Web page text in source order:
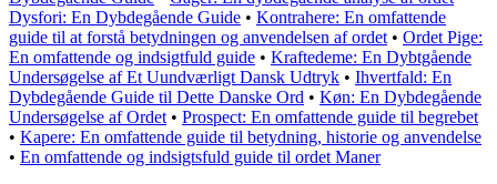
Dysfori: En Dybdegående Guide • Kontrahere: En omfattende
guide til at forstå betydningen og anvendelsen af ordet • Ordet Pige:
En omfattende og indsigtfuld guide • Kraftedeme: En Dybtgående
Undersøgelse af Et Uundværligt Dansk Udtryk • Ihvertfald: En
Dybdegående Guide til Dette Danske Ord • Køn: En Dybdegående
Undersøgelse af Ordet • Prospect: En omfattende guide til begrebet
• Kapere: En omfattende guide til betydning, historie og anvendelse
• En omfattende og indsigtsfuld guide til ordet Maner